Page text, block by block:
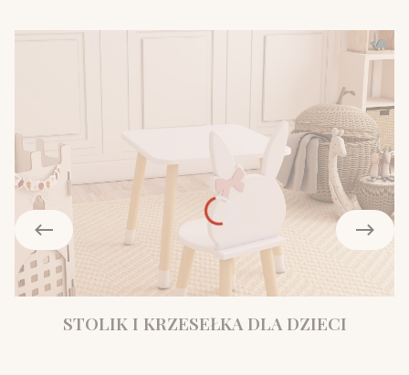
STOLIK I KRZESEŁKA DLA DZIECI